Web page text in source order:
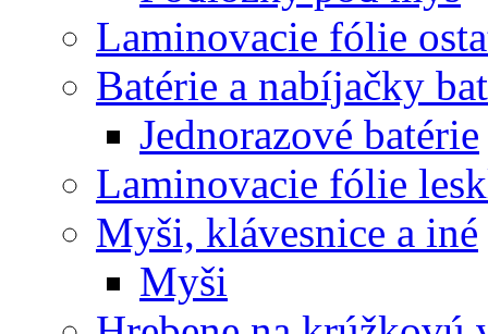
Laminovacie fólie
Batérie a nabíjačky
Jednorazové batérie
Laminovacie fólie
Myši, klávesnice a iné
Myši